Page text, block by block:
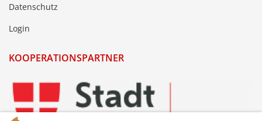
Datenschutz
Login
KOOPERATIONSPARTNER